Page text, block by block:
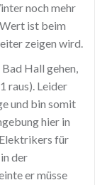
noch mehr
ist beim
zeigen wird.
Hall gehen,
raus). Leider
und bin somit
hier in
für
der
er müsse